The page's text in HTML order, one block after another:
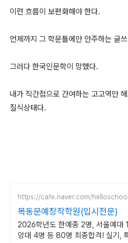
이런 흐름이 보편화해야 한다.
언제까지 그 학문틀에만 안주하는 글
그러다 한국인문학이 망했다.
내가 직간접으로 간여하는 고고역만
질식상태다.
https://cafe.naver.com/
목동문예창작학원(입시전문)
2026학년도 한예종 2명, 서울예대
앙대 4명 등 80명 최종합격! 실기, 특기자,